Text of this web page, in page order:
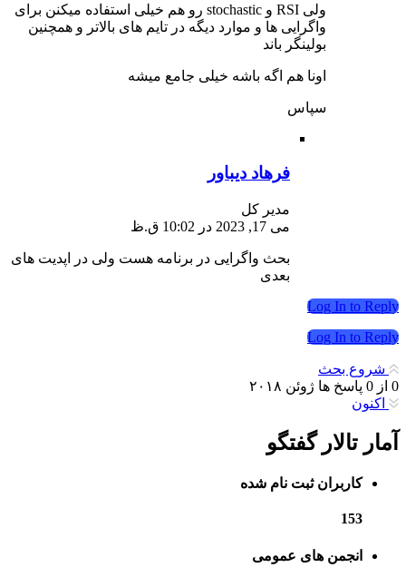
ولی RSI و stochastic رو هم خیلی استفاده میکنن برای
واگرایی ها و موارد دیگه در تایم های بالاتر و همچنین
بولینگر باند
اونا هم اگه باشه خیلی جامع میشه
سپاس
فرهاد دیباور
مدیر کل
می 17, 2023 در 10:02 ق.ظ
بحث واگرایی در برنامه هست ولی در اپدیت های
بعدی
Log In to Reply
Log In to Reply
شروع بحث
0 از 0 پاسخ ها ژوئن ۲۰۱۸
اکنون
آمار تالار گفتگو
کاربران ثبت نام شده
153
انجمن های عمومی